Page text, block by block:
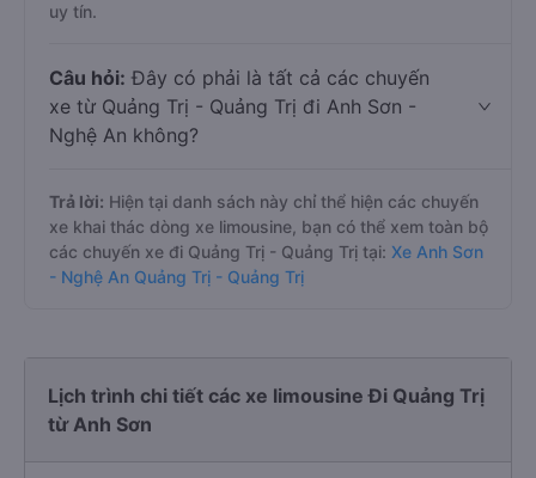
uy tín.
Câu hỏi: Đây có phải là tất cả các chuyến
xe từ Quảng Trị - Quảng Trị đi Anh Sơn -
Nghệ An không?
Trả lời: Hiện tại danh sách này chỉ thể hiện các chuyến
xe khai thác dòng xe limousine, bạn có thể xem toàn bộ
các chuyến xe đi Quảng Trị - Quảng Trị tại: Xe Anh Sơn
- Nghệ An Quảng Trị - Quảng Trị
Lịch trình chi tiết các xe limousine Đi Quảng Trị
từ Anh Sơn